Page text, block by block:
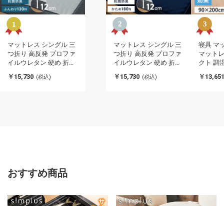
マットレス シングル 三
つ折り 高反発 プロファ
イルウレタン 硬め 折り
97×195×12cm ふんわり
￥15,730 (税込)
マットレス シングル 三
つ折り 高反発 プロファ
イルウレタン 硬め 折り
97×195×12cm かためマ
￥15,730 (税込)
寝具 マ
マット
クト 調
み 敷き
￥13,651
おすすめ商品